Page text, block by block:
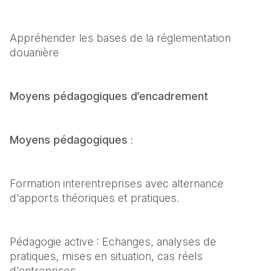
Appréhender les bases de la réglementation
douanière
Moyens pédagogiques d’encadrement
Moyens pédagogiques :
Formation interentreprises avec alternance
d'apports théoriques et pratiques.
Pédagogie active : Echanges, analyses de
pratiques, mises en situation, cas réels